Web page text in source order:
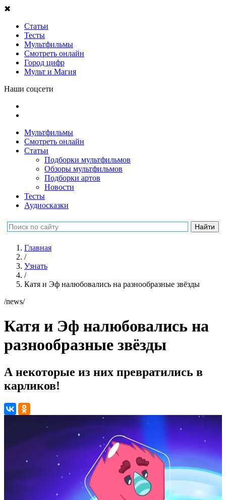
✖
Статьи
Тесты
Мультфильмы
Смотреть онлайн
Город цифр
Мульт и Магия
Наши соцсети
Мультфильмы
Смотреть онлайн
Статьи
Подборки мультфильмов
Обзоры мультфильмов
Подборки артов
Новости
Тесты
Аудиосказки
Главная
/
Узнать
/
Катя и Эф налюбовались на разнообразные звёзды
/news/
Катя и Эф налюбовались на
разнообразные звёзды
А некоторые из них превратились в
карликов!